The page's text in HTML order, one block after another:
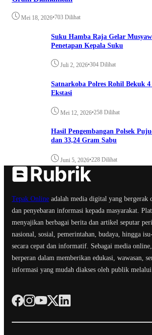
Mei 18, 2026•703 Dilihat
Suku Hamba Raja Gelar
Penetapan Kepala Suku
Juli 2, 2026•304 Dilihat
Satnarkoba Polres Rohil Bekuk
Ekstasi
Mei 12, 2026•258 Dilihat
Hasil Pengembangan Polsek
dan 33,24 Gram Sabu
Juni 5, 2026•228 Dilihat
Tepak Online adalah media digital yang
dan penyebaran informasi kepada masyarakat.
menyajikan berbagai berita dan artikel seputar
nasional, sosial, pemerintahan, budaya, hingga
secara cepat dan informatif. Sebagai media
berperan dalam memberikan edukasi, wawasan,
informasi yang mudah diakses oleh publik melalui